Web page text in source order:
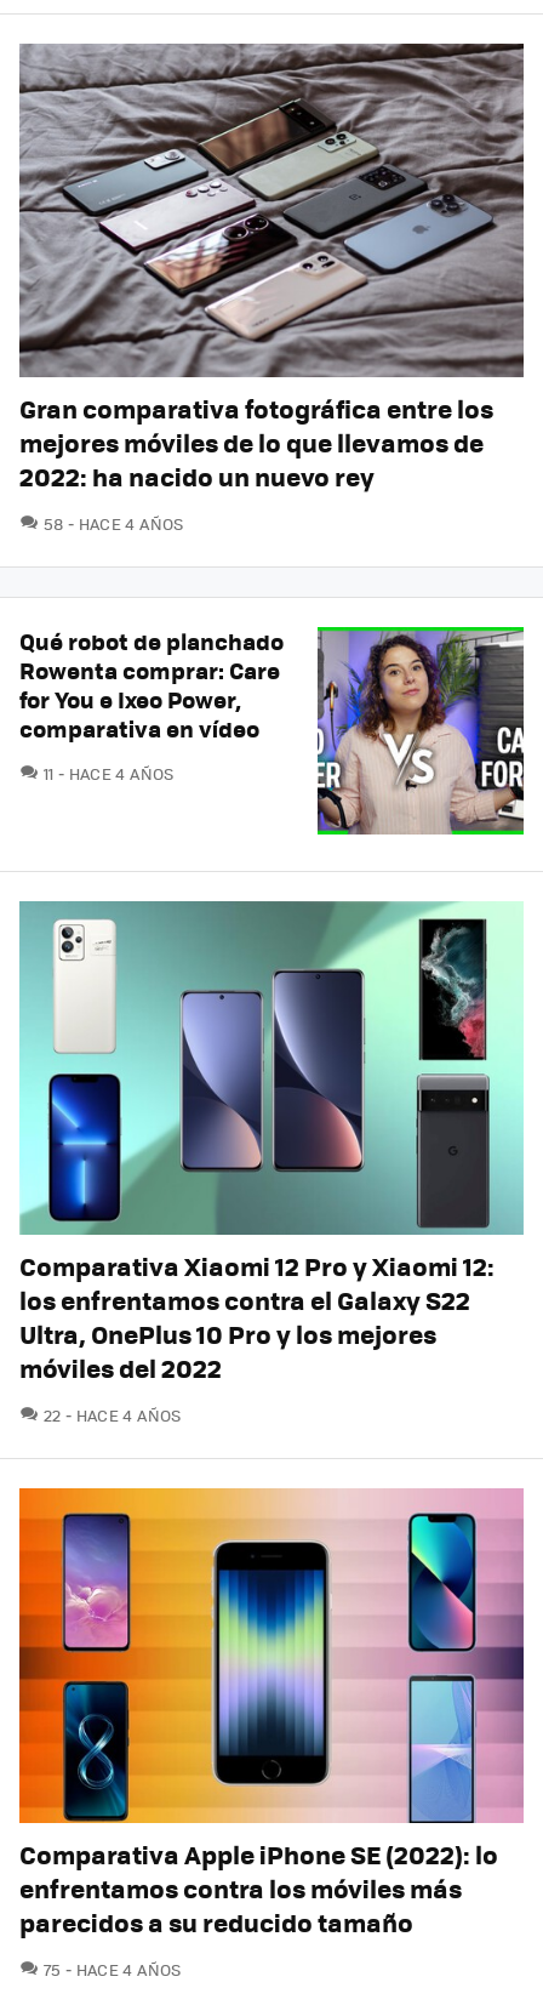
Gran comparativa fotográfica entre los
mejores móviles de lo que llevamos de
2022: ha nacido un nuevo rey
58 COMENTARIOS
HACE 4 AÑOS
Qué robot de planchado
Rowenta comprar: Care
for You e Ixeo Power,
comparativa en vídeo
11 COMENTARIOS
HACE 4 AÑOS
Comparativa Xiaomi 12 Pro y Xiaomi 12:
los enfrentamos contra el Galaxy S22
Ultra, OnePlus 10 Pro y los mejores
móviles del 2022
22 COMENTARIOS
HACE 4 AÑOS
Comparativa Apple iPhone SE (2022): lo
enfrentamos contra los móviles más
parecidos a su reducido tamaño
75 COMENTARIOS
HACE 4 AÑOS